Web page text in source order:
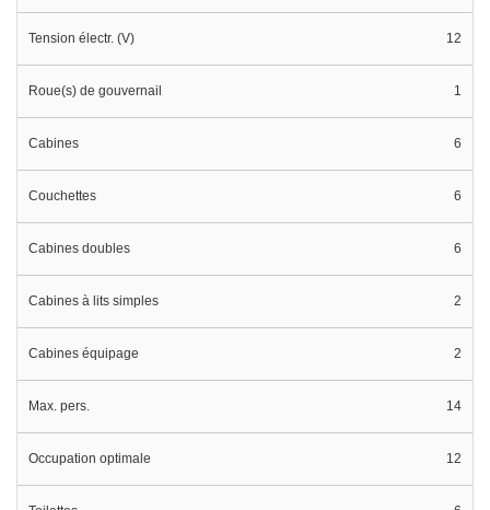
Tension électr. (V) 12
Roue(s) de gouvernail 1
Cabines 6
Couchettes 6
Cabines doubles 6
Cabines à lits simples 2
Cabines équipage 2
Max. pers. 14
Occupation optimale 12